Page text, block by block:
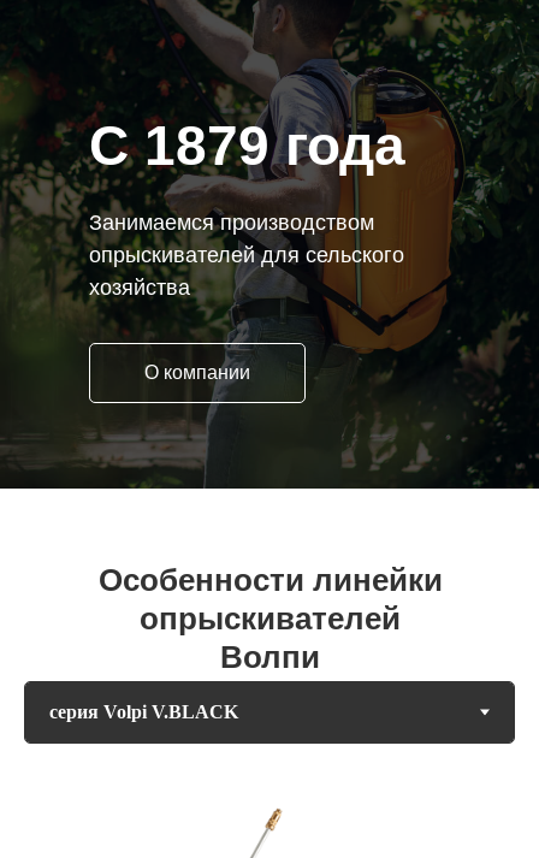
Занимаемся производством
опрыскивателей для сельского
хозяйства
C 1879 года
О компании
Особенности линейки
опрыскивателей
Волпи